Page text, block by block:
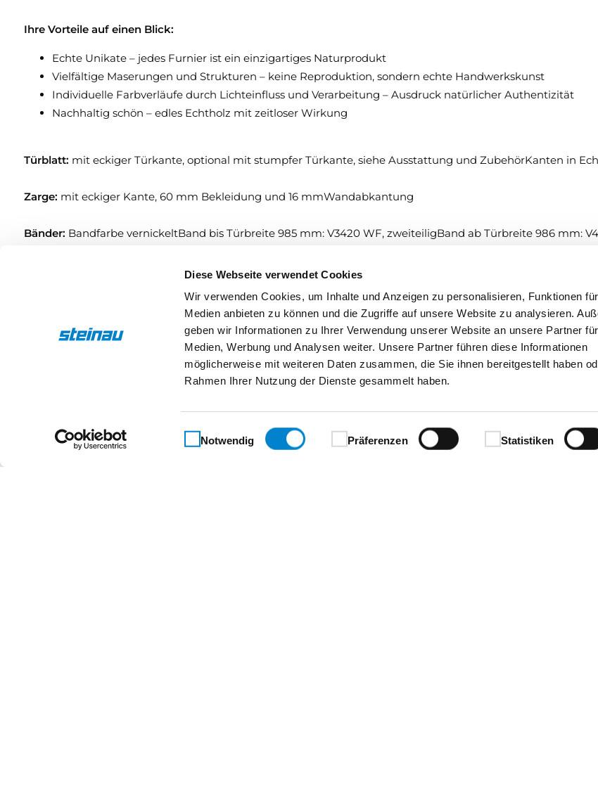
Diese Webseite verwendet Cookies
Wir verwenden Cookies, um Inhalte und Anzeigen zu personalisieren, Funktionen
Medien anbieten zu können und die Zugriffe auf unsere Website zu analysieren.
geben wir Informationen zu Ihrer Verwendung unserer Website an unsere Partner
Medien, Werbung und Analysen weiter. Unsere Partner führen diese Informationen
möglicherweise mit weiteren Daten zusammen, die Sie ihnen bereitgestellt haben
Rahmen Ihrer Nutzung der Dienste gesammelt haben.
Einwilligungsauswahl
Notwendig
Präferenzen Statistiken
Ihre Vorteile auf einen Blick:
Echte Unikate – jedes Furnier ist ein einzigartiges Naturprodukt
Vielfältige Maserungen und Strukturen – keine Reproduktion, sondern echte Handwerkskunst
Individuelle Farbverläufe durch Lichteinfluss und Verarbeitung – Ausdruck natürlicher Authentizität
Nachhaltig schön – edles Echtholz mit zeitloser Wirkung
Türblatt: mit eckiger Türkante, optional mit stumpfer Türkante, siehe Ausstattung und ZubehörKanten in
Zarge: mit eckiger Kante, 60 mm Bekleidung und 16 mmWandabkantung
Bänder: Bandfarbe vernickeltBand bis Türbreite 985 mm: V3420 WF, zweiteiligBand ab Türbreite 986 mm:
Klasse 1, BB, nickelsilber, Schließblech silberfarbig
Türstärke:ca. 40 mm
Farb- und Strukturabweichungen sind keine Mängel – sie sind gewollt, natürlich und einzigartig. Denn genau
Eigenschaften